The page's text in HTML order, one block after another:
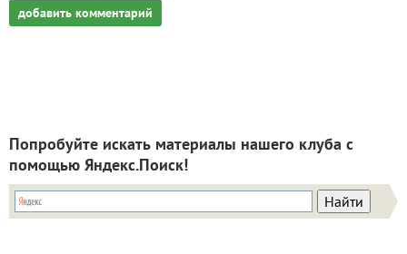
добавить комментарий
Попробуйте искать материалы нашего клуба с
помощью Яндекс.Поиск!